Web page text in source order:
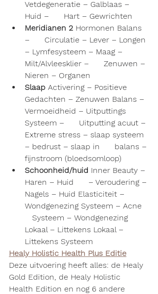
Vetdegeneratie – Galblaas –
Huid –      Hart – Gewrichten
Meridianen 2 Hormonen Balans
–      Circulatie – Lever – Longen
– Lymfesysteem – Maag –
Milt/Alvleesklier –      Zenuwen –
Nieren – Organen
Slaap Activering – Positieve
Gedachten – Zenuwen Balans –
Vermoeidheid – Uitputtings
Systeem –      Uitputting acuut –
Extreme stress – slaap systeem
– bedrust – slaap in      balans –
fijnstroom (bloedsomloop)
Schoonheid/huid Inner Beauty –
Haren – Huid      – Veroudering –
Nagels – Huid Elasticiteit –
Wondgenezing Systeem – Acne
   Systeem – Wondgenezing
Lokaal – Littekens Lokaal –
Littekens Systeem
Healy Holistic Health Plus Editie
Deze uitvoering heeft alles: de Healy
Gold Edition, de Healy Holistic
Health Edition en nog 6 andere